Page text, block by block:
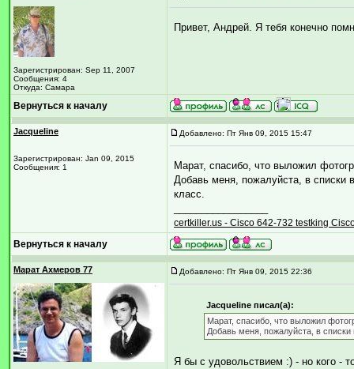
Зарегистрирован: Sep 11, 2007
Сообщения: 4
Откуда: Самара
Привет, Андрей. Я тебя конечно
Вернуться к началу
Jacqueline
Зарегистрирован: Jan 09, 2015
Сообщения: 1
Добавлено: Пт Янв 09, 2015 15:47
Марат, спасибо, что выложил
Добавь меня, пожалуйста, в списки
класс.
certkiller.us - Cisco 642-732 testking
Вернуться к началу
Марат Ахмеров 77 Добавлено: Пт Янв 09, 2015 22:36
Jacqueline писал(а):
Марат, спасибо, что выложил
Добавь меня, пожалуйста, в
Я бы с удовольствием :) - но кого -